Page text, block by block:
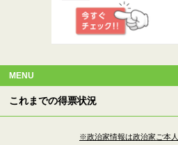
MENU
これまでの得票状況
※政治家情報は政治家ご本